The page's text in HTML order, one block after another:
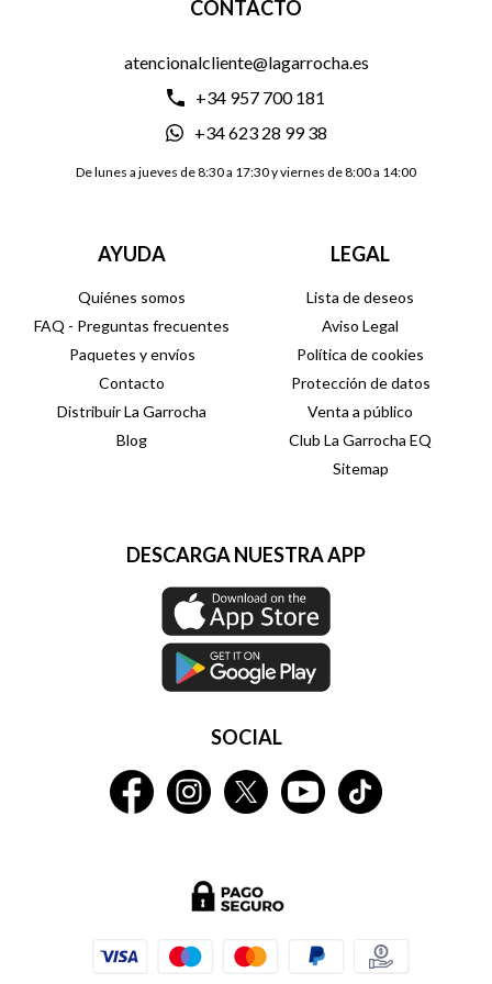
CONTACTO
atencionalcliente@lagarrocha.es
+34 957 700 181
+34 623 28 99 38
De lunes a jueves de 8:30 a 17:30 y viernes de 8:00 a 14:00
AYUDA
Quiénes somos
FAQ - Preguntas frecuentes
Paquetes y envíos
Contacto
Distribuir La Garrocha
Blog
LEGAL
Lista de deseos
Aviso Legal
Política de cookies
Protección de datos
Venta a público
Club La Garrocha EQ
Sitemap
DESCARGA NUESTRA APP
SOCIAL